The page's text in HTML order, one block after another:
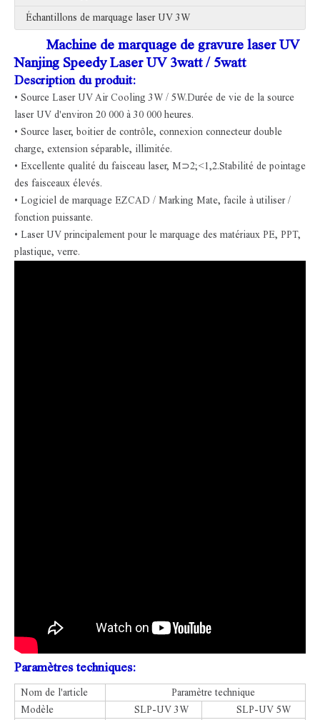
Échantillons de marquage laser UV 3W
Machine de marquage de gravure laser UV
Nanjing Speedy Laser UV 3watt / 5watt
Description du produit:
• Source Laser UV Air Cooling 3W / 5W.Durée de vie de la source
laser UV d'environ 20 000 à 30 000 heures.
• Source laser, boitier de contrôle, connexion connecteur double
charge, extension séparable, illimitée.
• Excellente qualité du faisceau laser, M⊃2;<1,2.Stabilité de pointage
des faisceaux élevés.
• Logiciel de marquage EZCAD / Marking Mate, facile à utiliser /
fonction puissante.
• Laser UV principalement pour le marquage des matériaux PE, PPT,
plastique, verre.
Paramètres techniques:
Nom de l'article
Paramètre technique
Modèle
SLP-UV 3W SLP-UV 5W